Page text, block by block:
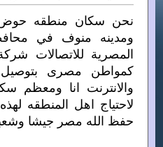
نحن سكان منطقه حوض
ومدينه منوف في
المصرية للاتصالات
كمواطن مصرى
والانترنت انا ومعظم
لاحتياج اهل المنطقه
حفظ الله مصر جيشا